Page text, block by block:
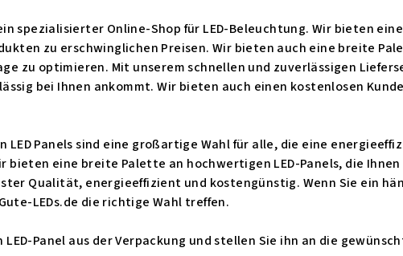
spezialisierter Online-Shop für LED-Beleuchtung. Wir bieten
zu erschwinglichen Preisen. Wir bieten auch eine breite
zu optimieren. Mit unserem schnellen und zuverlässigen
bei Ihnen ankommt. Wir bieten auch einen kostenlosen
LED Panels sind eine großartige Wahl für alle, die eine
bieten eine breite Palette an hochwertigen LED-Panels, die
Qualität, energieeffizient und kostengünstig. Wenn Sie ein
LEDs.de die richtige Wahl treffen.
LED-Panel aus der Verpackung und stellen Sie ihn an die